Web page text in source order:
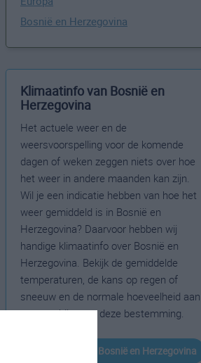
Bosnië en Herzegovina
Klimaatinfo van Bosnië en
Herzegovina
Het actuele weer en de
weersvoorspelling voor de komende
dagen of weken zeggen niets over hoe
het weer in andere maanden kan zijn.
Wil je een indicatie hebben van hoe het
weer gemiddeld is in Bosnië en
Herzegovina? Daarvoor hebben wij
handige klimaatinfo over Bosnië en
Herzegovina. Bekijk de gemiddelde
temperaturen, de kans op regen of
sneeuw en de normale hoeveelheid aan
zonneschijn voor deze bestemming.
klimaatinfo van Bosnië en Herzegovina